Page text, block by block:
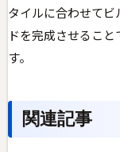
タイルに合わせて
ドを完成させるこ
す。
関連記事